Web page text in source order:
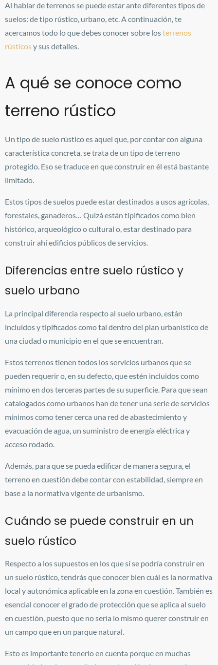
Al hablar de terrenos se puede estar ante diferentes tipos de
suelos: de tipo rústico, urbano, etc. A continuación, te
acercamos todo lo que debes conocer sobre losterrenos
rústicosy sus detalles.
A qué se conoce como
terreno rústico
Un tipo de suelo rústico es aquel que, por contar con alguna
característica concreta, se trata de un tipo de terreno
protegido. Eso se traduce en que construir en él está bastante
limitado.
Estos tipos de suelos puede estar destinados a usos agrícolas,
forestales, ganaderos… Quizá están tipificados como bien
histórico, arqueológico o cultural o, estar destinado para
construir ahí edificios públicos de servicios.
Diferencias entre suelo rústico y
suelo urbano
La principal diferencia respecto al suelo urbano, están
incluidos y tipificados como tal dentro del plan urbanístico de
una ciudad o municipio en el que se encuentran.
Estos terrenos tienen todos los servicios urbanos que se
pueden requerir o, en su defecto, que estén incluidos como
mínimo en dos terceras partes de su superficie. Para que sean
catalogados como urbanos han de tener una serie de servicios
mínimos como tener cerca una red de abastecimiento y
evacuación de agua, un suministro de energía eléctrica y
acceso rodado.
Además, para que se pueda edificar de manera segura, el
terreno en cuestión debe contar con estabilidad, siempre en
base a la normativa vigente de urbanismo.
Cuándo se puede construir en un
suelo rústico
Respecto a los supuestos en los que sí se podría construir en
un suelo rústico, tendrás que conocer bien cuál es la normativa
local y autonómica aplicable en la zona en cuestión. También es
esencial conocer el grado de protección que se aplica al suelo
en cuestión, puesto que no sería lo mismo querer construir en
un campo que en un parque natural.
Esto es importante tenerlo en cuenta porque en muchas